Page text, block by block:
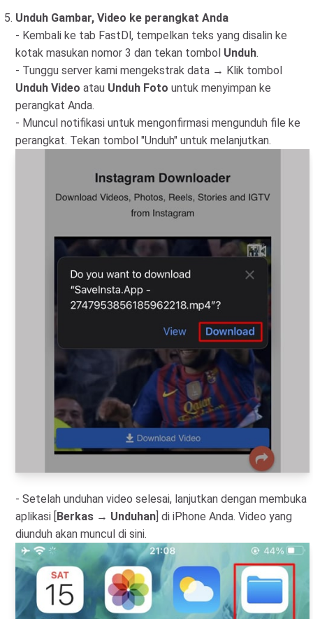
Unduh Gambar, Video ke perangkat Anda
- Kembali ke tab FastDl, tempelkan teks yang disalin ke
kotak masukan nomor 3 dan tekan tombol Unduh.
- Tunggu server kami mengekstrak data → Klik tombol
Unduh Video atau Unduh Foto untuk menyimpan ke
perangkat Anda.
- Muncul notifikasi untuk mengonfirmasi mengunduh file ke
perangkat. Tekan tombol "Unduh" untuk melanjutkan.
- Setelah unduhan video selesai, lanjutkan dengan membuka
aplikasi [Berkas → Unduhan] di iPhone Anda. Video yang
diunduh akan muncul di sini.